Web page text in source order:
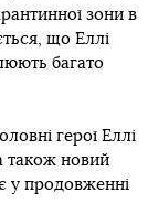
зони в
що Еллі
багато
герої Еллі
також новий
у продовженні